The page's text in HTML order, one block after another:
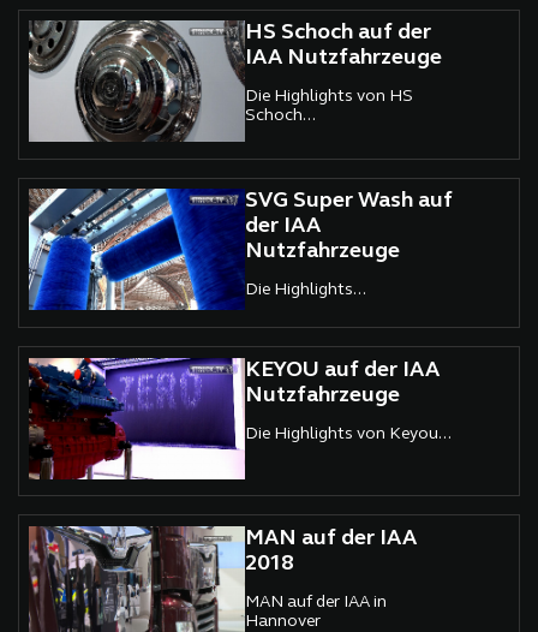
HS Schoch auf der
IAA Nutzfahrzeuge
Die Highlights von HS
Schoch...
SVG Super Wash auf
der IAA
Nutzfahrzeuge
Die Highlights...
KEYOU auf der IAA
Nutzfahrzeuge
Die Highlights von Keyou...
MAN auf der IAA
2018
MAN auf der IAA in
Hannover